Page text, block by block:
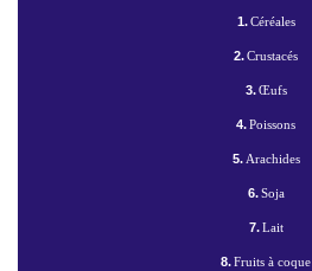
1.Céréales
2.Crustacés
3.Œufs
4.Poissons
5.Arachides
6.Soja
7.Lait
8.Fruits à coque